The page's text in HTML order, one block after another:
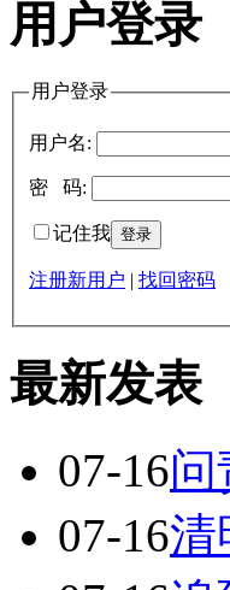
用户登录
用户登录
用户名:
密 码:
记住我
注册新用户 | 找回密码
最新发表
07-16问
07-16清